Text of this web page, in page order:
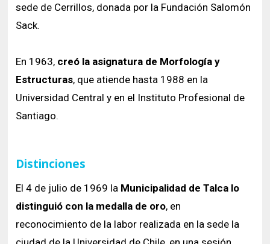
sede de Cerrillos, donada por la Fundación Salomón
Sack.
En 1963, creó la asignatura de Morfología y
Estructuras, que atiende hasta 1988 en la
Universidad Central y en el Instituto Profesional de
Santiago.
Distinciones
El 4 de julio de 1969 la Municipalidad de Talca lo
distinguió con la medalla de oro, en
reconocimiento de la labor realizada en la sede la